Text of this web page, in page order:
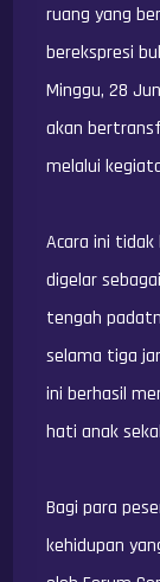
ruang yang
berekspresi
Minggu, 28
akan
melalui
Acara ini tidak
digelar
tengah
selama tiga
ini berhasil
hati anak
Bagi para
kehidupan